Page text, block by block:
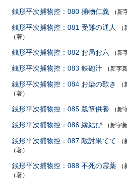
銭形平次捕物控：080 捕物仁義 （新
銭形平次捕物控：081 受難の通人
（著）
銭形平次捕物控：082 お局お六 （新
銭形平次捕物控：083 鉄砲汁 （新字
銭形平次捕物控：084 お染の歎き
（著）
銭形平次捕物控：085 瓢箪供養 （新
銭形平次捕物控：086 縁結び （新字
銭形平次捕物控：087 敵討果てて
（著）
銭形平次捕物控：088 不死の霊薬
（著）